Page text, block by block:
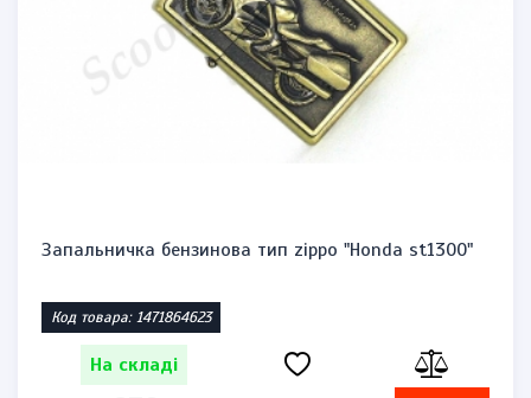
Запальничка бензинова тип zippo "Honda st1300"
Код товара: 1471864623
На складі